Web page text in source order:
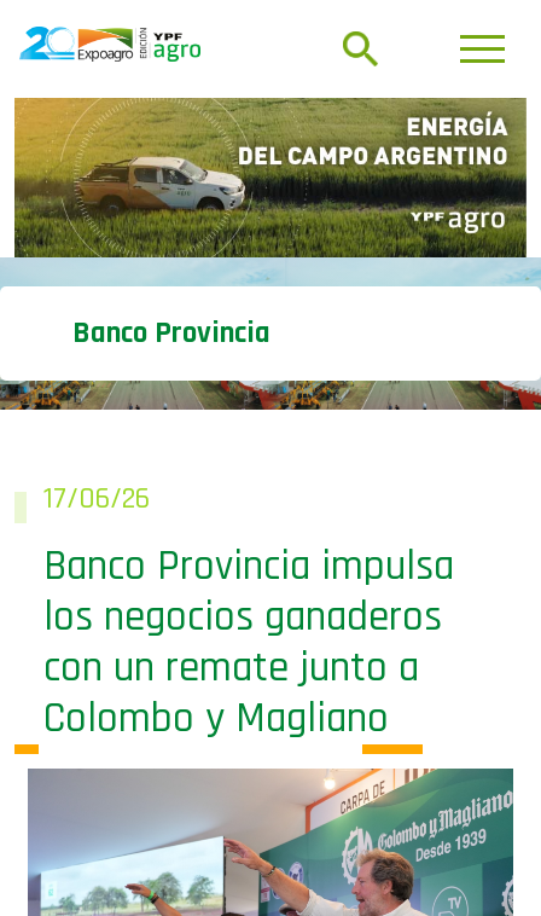
Banco Provincia
17/06/26
Banco Provincia impulsa
los negocios ganaderos
con un remate junto a
Colombo y Magliano